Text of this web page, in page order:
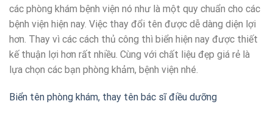
các phòng khám bệnh viện nó như là một quy chuẩn cho các
bệnh viện hiện nay. Việc thay đổi tên được dễ dàng diện lợi
hơn. Thay vì các cách thủ công thì biển hiện nay được thiết
kế thuận lợi hơn rất nhiều. Cùng với chất liệu đẹp giá rẻ là
lựa chọn các bạn phòng khảm, bệnh viện nhé.
Biển tên phòng khám, thay tên bác sĩ điều dưỡng